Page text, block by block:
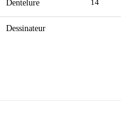
Dentelure 14
Dessinateur